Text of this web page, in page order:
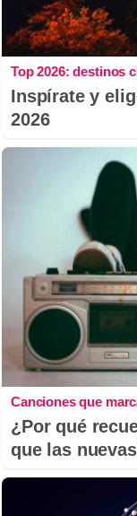
Top 2026: destinos
Inspírate y
2026
Canciones que
¿Por qué
que las